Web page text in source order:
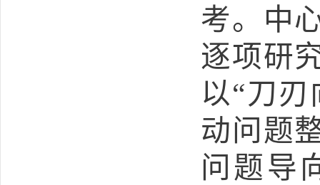
考。中
逐项研
以“刀
动问题
问题导